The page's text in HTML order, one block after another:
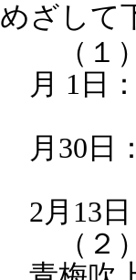
めざして
（１
月 1日
月30日
2月13
（２